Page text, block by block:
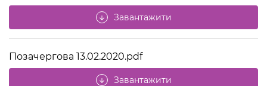
arrow_downward Завантажити
Позачергова 13.02.2020.pdf
arrow_downward Завантажити